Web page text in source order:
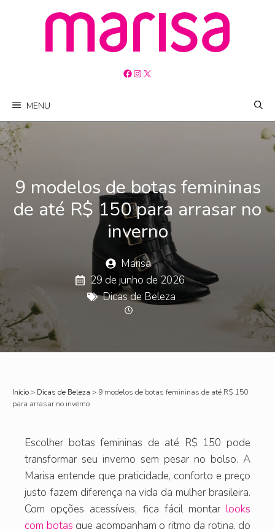
Facebook
Instagram
X
MENU
9 modelos de botas femininas
de até R$ 150 para arrasar no
inverno
Marisa
29 de junho de 2026
Dicas de Beleza
Início> Dicas de Beleza > 9 modelos de botas femininas de até R$ 150
para arrasar no inverno
Escolher botas femininas de até R$ 150 pode
transformar seu inverno sem pesar no bolso. A
Marisa entende que praticidade, conforto e preço
justo fazem diferença na vida da mulher brasileira.
Com opções acessíveis, fica fácil montarlooks
com botas que acompanham o ritmo da rotina, do